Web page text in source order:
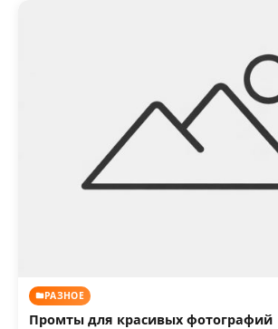
РАЗНОЕ
Промты для красивых фотографий